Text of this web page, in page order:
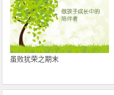
虽败犹荣之期末